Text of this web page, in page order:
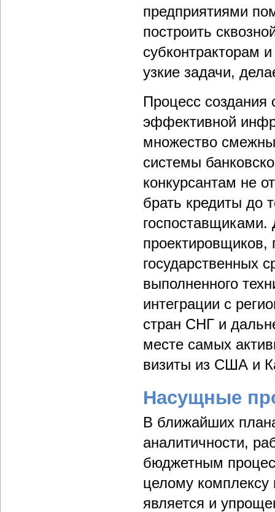
предприятиями
построить
субконтракторам
узкие задачи,
Процесс создания
эффективной
множество
системы
конкурсантам не
брать кредиты до
госпоставщиками.
государственных
выполненного
интеграции с
стран СНГ и
месте самых
визиты из США и
Насущные
В ближайших
аналитичности,
бюджетным
целому
является и